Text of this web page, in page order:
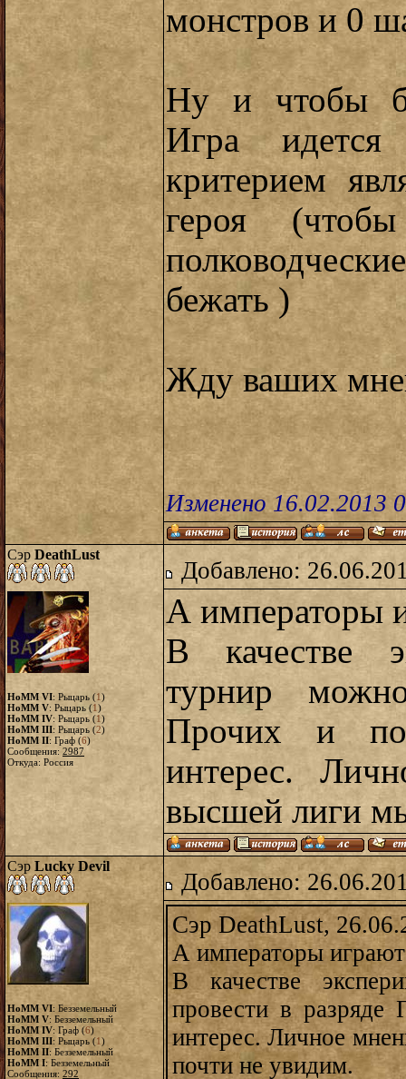
монстров и 0
Ну и чтобы
Игра
критерием
героя
бежать )
Жду ваших
Изменено 16.02.2013
Сэр DeathLust
HoMM VI: Рыцарь (1)
HoMM V: Рыцарь (1)
HoMM IV: Рыцарь (1)
HoMM III: Рыцарь (2)
HoMM II: Граф (6)
Сообщения: 2987
Откуда: Россия
Добавлено:
А императоры
В качестве
турнир
Прочих и
интерес.
высшей лиги
Сэр Lucky Devil
HoMM VI: Безземельный
HoMM V: Безземельный
HoMM IV: Граф (6)
HoMM III: Рыцарь (1)
HoMM II: Безземельный
HoMM I: Безземельный
Сообщения: 292
Добавлено:
Сэр DeathLust,
А императоры
В качестве
провести в разряде
интерес. Личное
почти не увидим.